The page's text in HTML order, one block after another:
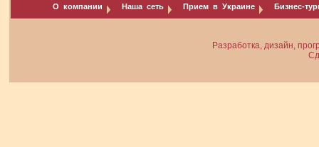
О компании Наша сеть Прием в Украине Бизнес-
Разработка, дизайн,